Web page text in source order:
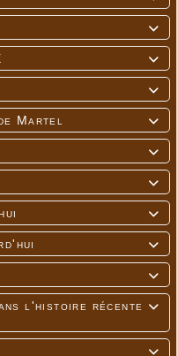




Martel






l'histoire récente
